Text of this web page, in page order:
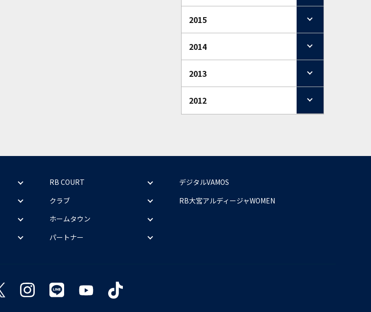
2015
2014
2013
2012
RB COURT
クラブ
ホームタウン
パートナー
デジタルVAMOS
RB大宮アルディージャWOMEN